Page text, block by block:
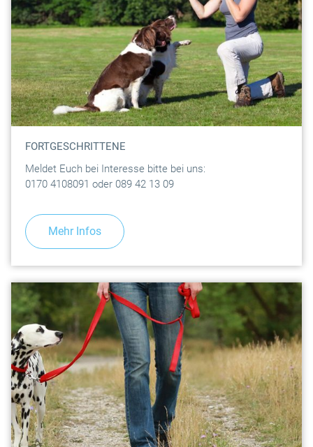
FORTGESCHRITTENE
Meldet Euch bei Interesse bitte bei uns:
0170 4108091 oder 089 42 13 09
Mehr Infos